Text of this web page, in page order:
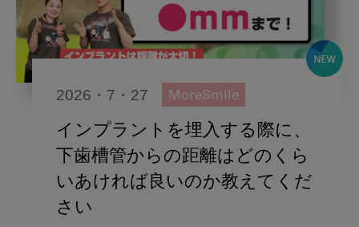
2026・7・27 MoreSmile
インプラントを埋入する際に、
下歯槽管からの距離はどのくら
いあければ良いのか教えてくだ
さい